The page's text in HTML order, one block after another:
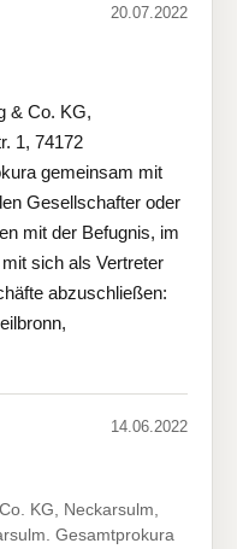
20.07.2022
& Co. KG,
1, 74172
gemeinsam mit
Gesellschafter oder
mit der Befugnis, im
sich als Vertreter
abzuschließen:
14.06.2022
KG, Neckarsulm,
Gesamtprokura